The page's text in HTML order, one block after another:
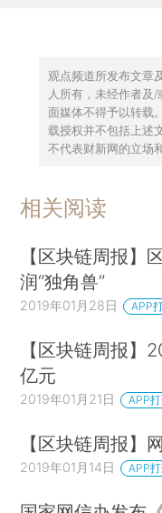
观点频道所发布文章
人所有，未经作者及
面媒体不得予以转载
载授权并不包括上述
不代表财新网的立场
相关阅读
【区块链周报】
润“独角兽”
2019年01月28日 APP
【区块链周报】
亿元
2019年01月21日 APP
【区块链周报】
2019年01月14日 APP